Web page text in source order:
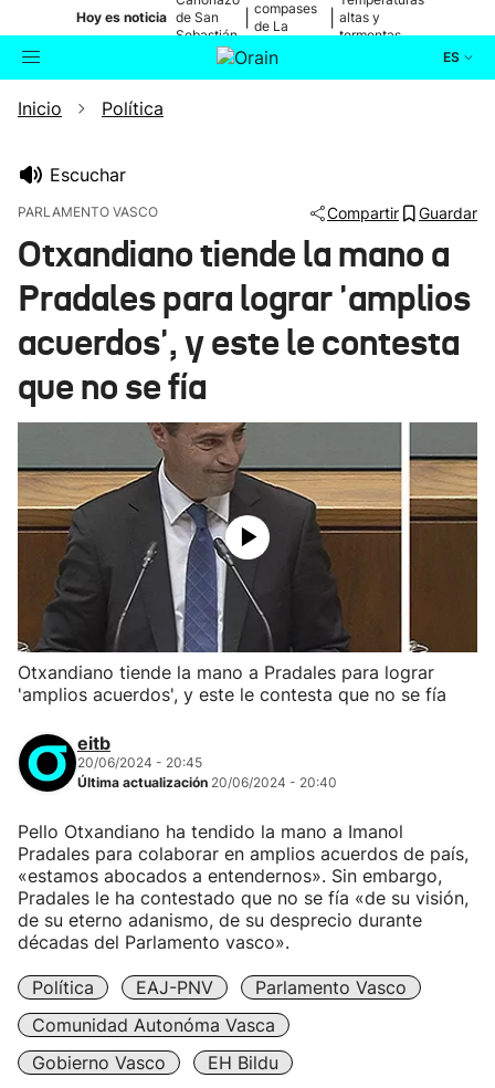
Hoy es noticia de San
Sebastián
compases
de La
altas y
tormentas
ES
Buscador
Ikusmiran
Eguraldia
Inicio Política
Escuchar
PARLAMENTO VASCO Compartir Guardar
Otxandiano tiende la mano a
Pradales para lograr 'amplios
acuerdos', y este le contesta
que no se fía
Otxandiano tiende la mano a Pradales para lograr
'amplios acuerdos', y este le contesta que no se fía
eitb
20/06/2024 - 20:45
Última actualización 20/06/2024 - 20:40
Pello Otxandiano ha tendido la mano a Imanol
Pradales para colaborar en amplios acuerdos de país,
«estamos abocados a entendernos». Sin embargo,
Pradales le ha contestado que no se fía «de su visión,
de su eterno adanismo, de su desprecio durante
décadas del Parlamento vasco».
Política EAJ-PNV
Parlamento Vasco
Comunidad Autonóma Vasca
Gobierno Vasco
EH Bildu